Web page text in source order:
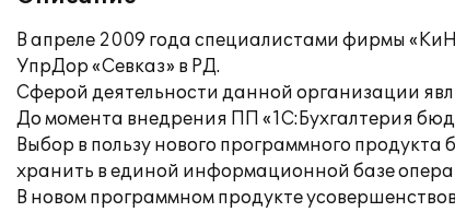
В апреле 2009 года специалистами фирмы
УпрДор «Севказ» в РД.
Сферой деятельности данной организации
До момента внедрения ПП «1С:Бухгалтерия
Выбор в пользу нового программного
хранить в единой информационной базе
В новом программном продукте